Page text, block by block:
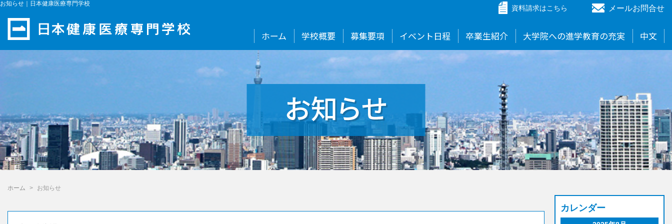
お知らせ｜日本健康医療専門学校
資料請求はこちら メールお問合せ
ホーム 学校概要 募集要項 イベント日程 卒業生紹介 大学院への進学教育の充実 中文
ホーム お知らせ
カレンダー